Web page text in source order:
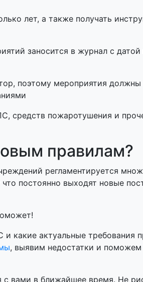
лет, а также получать
заносится в журнал с
поэтому мероприятия должны
средств пожаротушения и
правилам?
регламентируется
постоянно выходят новые
какие актуальные требования
, выявим недостатки и
вами в ближайшее время. Не